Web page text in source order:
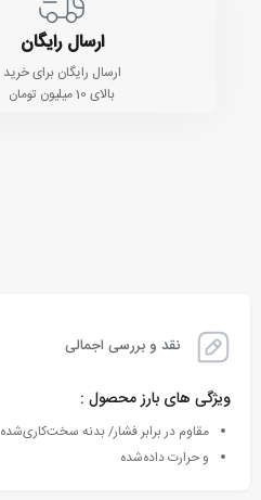
ارسال رایگان
ارسال رایگان برای خرید
بالای 10 میلیون تومان
نقد و بررسی اجمالی
ویژگی های بارز محصول :
مقاوم در برابر فشار/ بدنه سخت‌کاری‌شده
و حرارت داده‌شده